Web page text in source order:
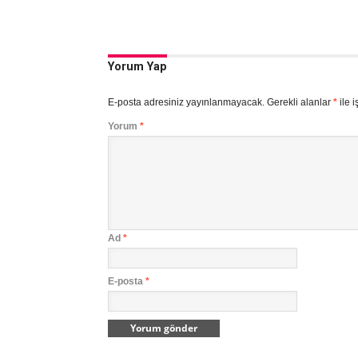
Yorum Yap
E-posta adresiniz yayınlanmayacak. Gerekli alanlar *ile
Yorum *
Ad *
E-posta *